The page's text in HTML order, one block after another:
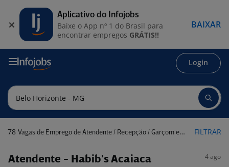
Login
78 Vagas de Emprego de Atendente / Recepção / Garçom em Belo Horizonte - MG FILTRAR
Atendente - Habib's Acaiaca 4 ago
Aplicativo do Infojobs
Baixe o App nº 1 do Brasil para
encontrar empregos GRÁTIS!!
BAIXAR